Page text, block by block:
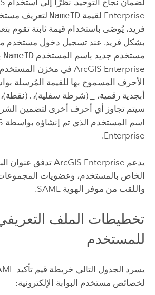
Enterprise لقيمة NameID لتعريف
فريد، يُوصَى باستخدام قيمة ثابتة تقوم
مستخدم جديد باسم المستخدم NameID
ArcGIS Enterpriseفي مخزن المستخدم
الأحرف المسموح بها للقيمة المُرسلة
أبجدية رقمية، _ (شرطة سفلية)، . (نقطة)،
سيتم تجاوز أي أحرف أخرى لتضمين
اسم المستخدم الذي تم إنشاؤه بواسطة
Enterprise
.
يدعم ArcGIS Enterpriseتدفق عنوان
الخاص بالمستخدم، وعضويات
واللقب من موفر الهوية SAML
.
تخطيطات الملف
للمستخدم
لخصائص مستخدم البوابة الإلكترونية: